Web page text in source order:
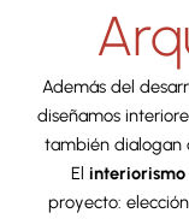
Además del
diseñamos
también dialogan
El interiorismo
proyecto: